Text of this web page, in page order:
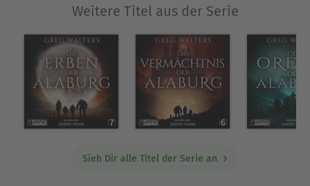
Weitere Titel aus der Serie
Sieh Dir alle Titel der Serie an